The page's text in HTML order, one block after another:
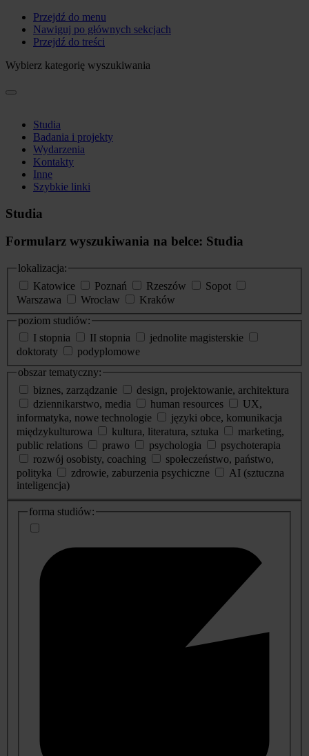
Przejdź do menu
Nawiguj po głównych sekcjach
Przejdź do treści
Wybierz kategorię wyszukiwania
Studia
Badania i projekty
Wydarzenia
Kontakty
Inne
Szybkie linki
Studia
Formularz wyszukiwania na belce: Studia
lokalizacja:
Katowice
Poznań Rzeszów
Sopot
Warszawa
Wrocław
Kraków
poziom studiów:
I stopnia
II stopnia
jednolite magisterskie
doktoraty
podyplomowe
obszar tematyczny:
biznes, zarządzanie
design, projektowanie, architektura
dziennikarstwo, media
human resources
UX,
informatyka, nowe technologie
języki obce, komunikacja
międzykulturowa
kultura, literatura, sztuka
marketing,
public relations
prawo psychologia
psychoterapia
rozwój osobisty, coaching
społeczeństwo, państwo,
polityka
zdrowie, zaburzenia psychiczne
AI (sztuczna
inteligencja)
dodatkowe
informacje
forma studiów: